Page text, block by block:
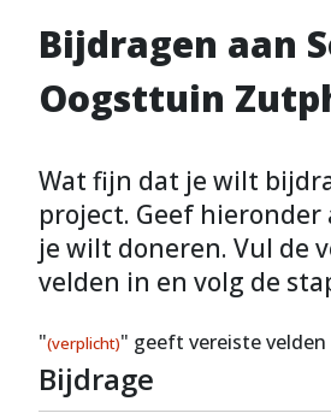
Bijdragen aan
Oogsttuin
Wat fijn dat je wilt
project. Geef hieronder
je wilt doneren. Vul de
velden in en volg de
"(verplicht)" geeft vereiste velden
Bijdrage